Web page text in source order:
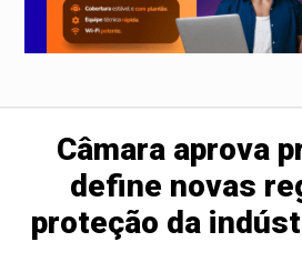
Câmara aprova
define novas
proteção da